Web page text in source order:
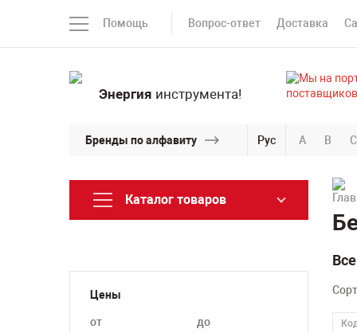
Помощь Вопрос-ответ Доставка
Энергия инструмента!
Бренды по алфавиту Рус A B C
Каталог товаров
Цены
от до